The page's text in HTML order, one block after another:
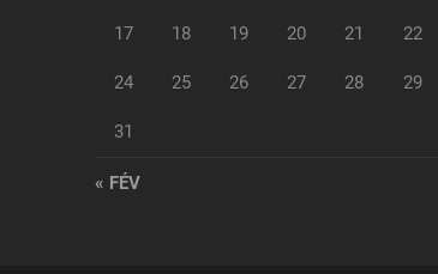
17 18 19 20 21 22
24 25 26 27 28 29
31
« FÉV